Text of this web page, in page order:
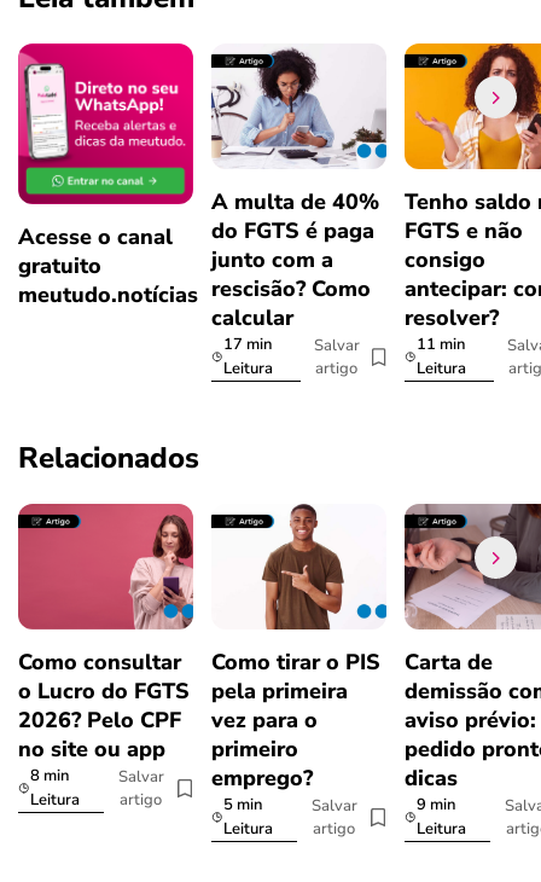
Acesse o canal
gratuito
meutudo.notícias
A multa de 40%
do FGTS é paga
junto com a
rescisão? Como
calcular
17 min
Leitura
Salvar
artigo
Tenho saldo
FGTS e não
consigo
antecipar:
resolver?
11 min
Leitura
Relacionados
Como consultar
o Lucro do FGTS
2026? Pelo CPF
no site ou app
8 min
Leitura
Salvar
artigo
Como tirar o PIS
pela primeira
vez para o
primeiro
emprego?
5 min
Leitura
Salvar
artigo
Carta de
demissão
aviso prévio:
pedido
dicas
9 min
Leitura